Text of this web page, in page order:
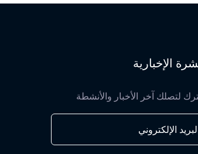
الإخبارية
لتصلك آخر الأخبار والأنشطة